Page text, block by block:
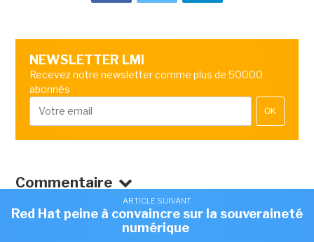
NEWSLETTER LMI
Recevez notre newsletter comme plus de 50000
abonnés
OK
Commentaire
ARTICLE SUIVANT
Red Hat peine à convaincre sur la souveraineté
numérique